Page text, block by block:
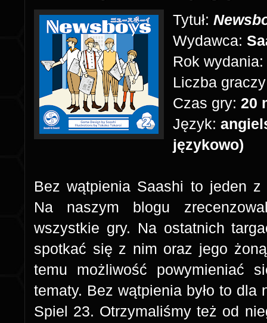
Tytuł:
Wydawca:
Rok wydania:
Liczba
Czas gry: 20
Język:
językowo)
Bez wątpienia Saashi to jeden
Na naszym blogu
wszystkie gry. Na ostatnich
spotkać się z nim oraz jego
temu możliwość powymieniać
tematy. Bez wątpienia było to
Spiel 23. Otrzymaliśmy też od